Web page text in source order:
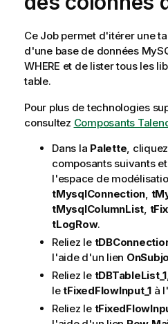
Ce Job permet d'itérer une
d'une base de données
WHERE et de lister tous les
table.
Pour plus de technologies
consultez Composants
Dans la Palette,
composants suivants
l'espace de
tMysqlConnection,
tMysqlColumnList,
tLogRow.
Reliez le
l'aide d'un lien
Reliez le tDBTableList_1
letFixedFlowInput_1 à
Reliez le